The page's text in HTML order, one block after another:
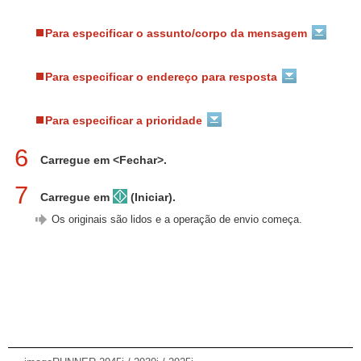
Para especificar o assunto/corpo da mensagem
Para especificar o endereço para resposta
Para especificar a prioridade
6 Carregue em <Fechar>.
7 Carregue em (Iniciar).
Os originais são lidos e a operação de envio começa.